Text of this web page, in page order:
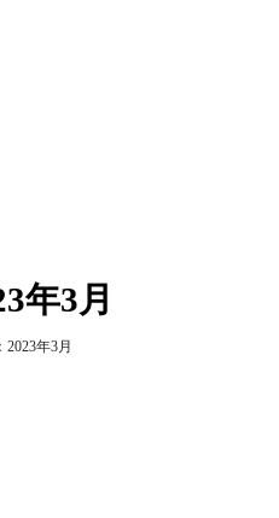
年3月
2023年3月